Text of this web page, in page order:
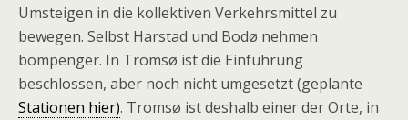
Umsteigen in die kollektiven Verkehrsmittel zu
bewegen. Selbst Harstad und Bodø nehmen
bompenger. In Tromsø ist die Einführung
beschlossen, aber noch nicht umgesetzt (geplante
Stationen hier). Tromsø ist deshalb einer der Orte, in